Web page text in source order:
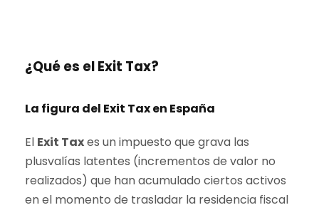
¿Qué es el Exit Tax?
La figura del Exit Tax en España
El Exit Taxes un impuesto que grava las
plusvalías latentes (incrementos de valor no
realizados) que han acumulado ciertos activos
en el momento de trasladar la residencia fiscal